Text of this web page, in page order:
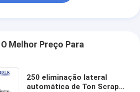
Melhor Preço Para
250 eliminação lateral
automática de Ton Scrap